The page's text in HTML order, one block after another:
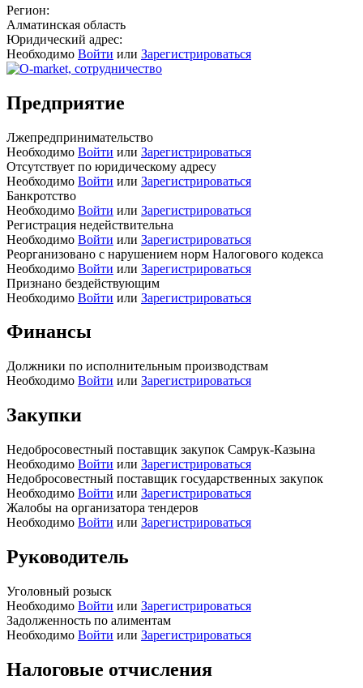
Регион:
Алматинская область
Юридический адрес:
Необходимо Войти или Зарегистрироваться
Предприятие
Лжепредпринимательство
Необходимо Войти или Зарегистрироваться
Отсутствует по юридическому адресу
Необходимо Войти или Зарегистрироваться
Банкротство
Необходимо Войти или Зарегистрироваться
Регистрация недействительна
Необходимо Войти или Зарегистрироваться
Реорганизовано с нарушением норм Налогового кодекса
Необходимо Войти или Зарегистрироваться
Признано бездействующим
Необходимо Войти или Зарегистрироваться
Финансы
Должники по исполнительным производствам
Необходимо Войти или Зарегистрироваться
Закупки
Недобросовестный поставщик закупок Самрук-Казына
Необходимо Войти или Зарегистрироваться
Недобросовестный поставщик государственных закупок
Необходимо Войти или Зарегистрироваться
Жалобы на организатора тендеров
Необходимо Войти или Зарегистрироваться
Руководитель
Уголовный розыск
Необходимо Войти или Зарегистрироваться
Задолженность по алиментам
Необходимо Войти или Зарегистрироваться
Налоговые отчисления